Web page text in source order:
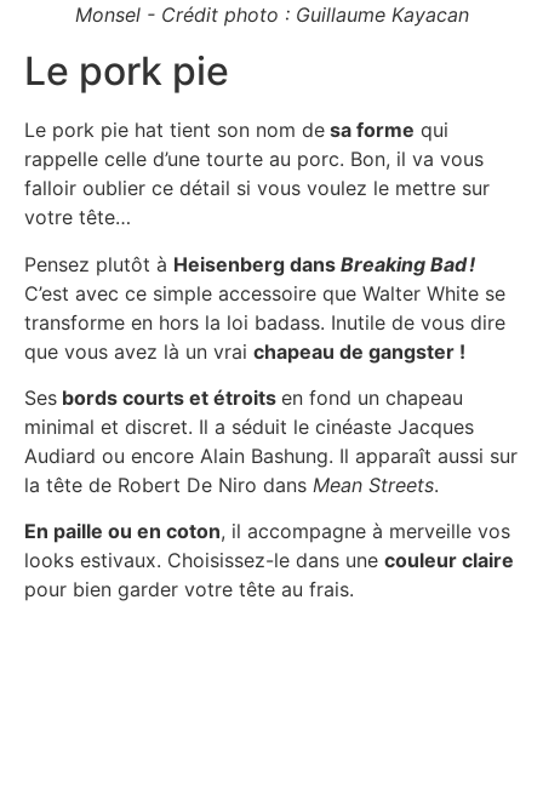
Le pork pie
Le pork pie hat tient son nom de sa forme qui
rappelle celle d’une tourte au porc. Bon, il va vous
falloir oublier ce détail si vous voulez le mettre sur
votre tête…
Pensez plutôt à Heisenberg dans Breaking Bad !
C’est avec ce simple accessoire que Walter White se
transforme en hors la loi badass. Inutile de vous dire
que vous avez là un vrai chapeau de gangster !
Ses bords courts et étroits en fond un chapeau
minimal et discret. Il a séduit le cinéaste Jacques
Audiard ou encore Alain Bashung. Il apparaît aussi sur
la tête de Robert De Niro dans Mean Streets.
En paille ou en coton, il accompagne à merveille vos
looks estivaux. Choisissez-le dans une couleur claire
pour bien garder votre tête au frais.
Monsel - Crédit photo : Guillaume Kayacan